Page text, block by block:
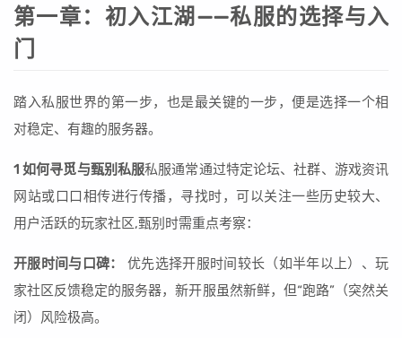
第一章：初入江湖——私服的选择与入
门
踏入私服世界的第一步，也是最关键的一步，便是选择一个相
对稳定、有趣的服务器。
1 如何寻觅与甄别私服私服通常通过特定论坛、社群、游戏资讯
网站或口口相传进行传播，寻找时，可以关注一些历史较大、
用户活跃的玩家社区,甄别时需重点考察：
开服时间与口碑：
优先选择开服时间较长（如半年以上）、玩
家社区反馈稳定的服务器，新开服虽然新鲜，但“跑路”（突然关
闭）风险极高。